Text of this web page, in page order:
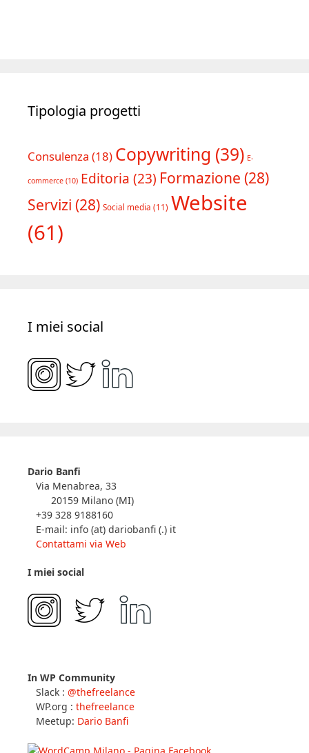
Tipologia progetti
Consulenza(18) Copywriting(39)
commerce
I miei social
Dario Banfi
Via Menabrea, 33
20159 Milano (MI)
E-mail: info (at) dariobanfi (.) it
Contattami via Web
I miei social
In WP Community
Slack :